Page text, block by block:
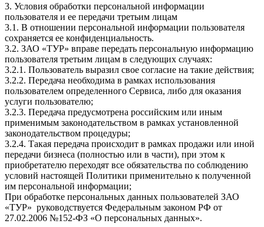
3. Условия обработки персональной информации
пользователя и ее передачи третьим лицам
3.1. В отношении персональной информации пользователя
сохраняется ее конфиденциальность.
3.2. ЗАО «ТУР» вправе передать персональную информацию
пользователя третьим лицам в следующих случаях:
3.2.1. Пользователь выразил свое согласие на такие действия;
3.2.2. Передача необходима в рамках использования
пользователем определенного Сервиса, либо для оказания
услуги пользователю;
3.2.3. Передача предусмотрена российским или иным
применимым законодательством в рамках установленной
законодательством процедуры;
3.2.4. Такая передача происходит в рамках продажи или иной
передачи бизнеса (полностью или в части), при этом к
приобретателю переходят все обязательства по соблюдению
условий настоящей Политики применительно к полученной
им персональной информации;
При обработке персональных данных пользователей ЗАО
«ТУР» руководствуется Федеральным законом РФ от
27.02.2006 №152-ФЗ «О персональных данных».